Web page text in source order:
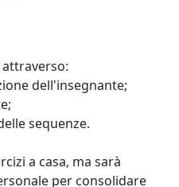
dell'insegnante;
sequenze.
a casa, ma sarà
per consolidare